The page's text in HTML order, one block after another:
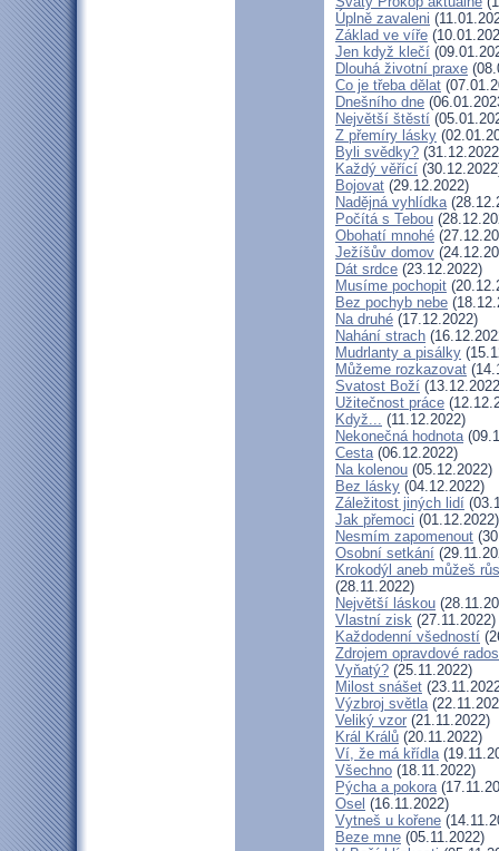
Úplně zavaleni
Základ ve víře
Jen když klečí
Dlouhá životní praxe
Co je třeba dělat
Dnešního dne
Největší štěstí
Z přemíry lásky
Byli svědky?
Každý věřící
Bojovat (29.12.2022)
Nadějná vyhlídka
Počítá s Tebou
Obohatí mnohé
Ježíšův domov
Dát srdce (23.12.2022)
Musíme pochopit
Bez pochyb nebe
Na druhé (17.12.2022)
Nahání strach
Mudrlanty a pisálky
Můžeme rozkazovat
Svatost Boží
Užitečnost práce
Když... (11.12.2022)
Nekonečná hodnota
Cesta(06.12.2022)
Na kolenou (05.12.2022)
Bez lásky (04.12.2022)
Záležitost jiných lidí
Jak přemoci (01.12.2022)
Nesmím zapomenout
Osobní setkání
Krokodýl aneb můžeš
(28.11.2022)
Největší láskou
Vlastní zisk (27.11.2022)
Každodenní všedností
Zdrojem opravdové
Vyňatý? (25.11.2022)
Milost snášet
Výzbroj světla
Veliký vzor (21.11.2022)
Král Králů (20.11.2022)
Ví, že má křídla
Všechno (18.11.2022)
Pýcha a pokora
Osel (16.11.2022)
Vytneš u kořene
Beze mne (05.11.2022)